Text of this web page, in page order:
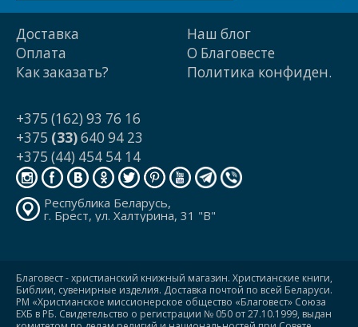
Доставка
Оплата
Как заказать?
Наш блог
О Благовесте
Политика конфиден.
+375 (162) 93 76 16
+375 (33)640 94 23
+375 (44) 454 54 14
Республика Беларусь,
г. Брест, ул. Халтурина, 31 "В"
Благовест - христианский книжный магазин. Христианские книги,
Библии, сувенирные изделия. Доставка почтой по всей Беларуси.
РМ «Христианское миссионерское общество «Благовест» Союза
ЕХБ в РБ. Свидетельство о регистрации № 050 от 27.10.1999, выдан